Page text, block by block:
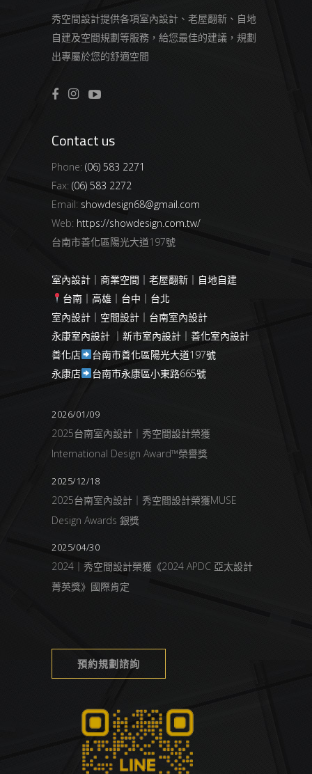
秀空間設計提供各項室內設計、老屋翻新、自地
自建及空間規劃等服務，給您最佳的建議，規劃
出專屬於您的舒適空間
Contact us
Phone: (06) 583 2271
Fax: (06) 583 2272
Email: showdesign68@gmail.com
Web: https://showdesign.com.tw/
台南市善化區陽光大道197號
室內設計｜商業空間｜老屋翻新｜自地自建
台南｜高雄｜台中｜台北
室內設計｜空間設計｜台南室內設計
永康室內設計 ｜新市室內設計｜善化室內設計
善化店
台南市善化區陽光大道197號
永康店
台南市永康區小東路665號
2026/01/09
2025台南室內設計｜秀空間設計榮獲
International Design Award™榮譽獎
2025/12/18
2025台南室內設計｜秀空間設計榮獲MUSE
Design Awards 銀獎
2025/04/30
2024｜秀空間設計榮獲《2024 APDC 亞太設計
菁英獎》國際肯定
預約規劃諮詢